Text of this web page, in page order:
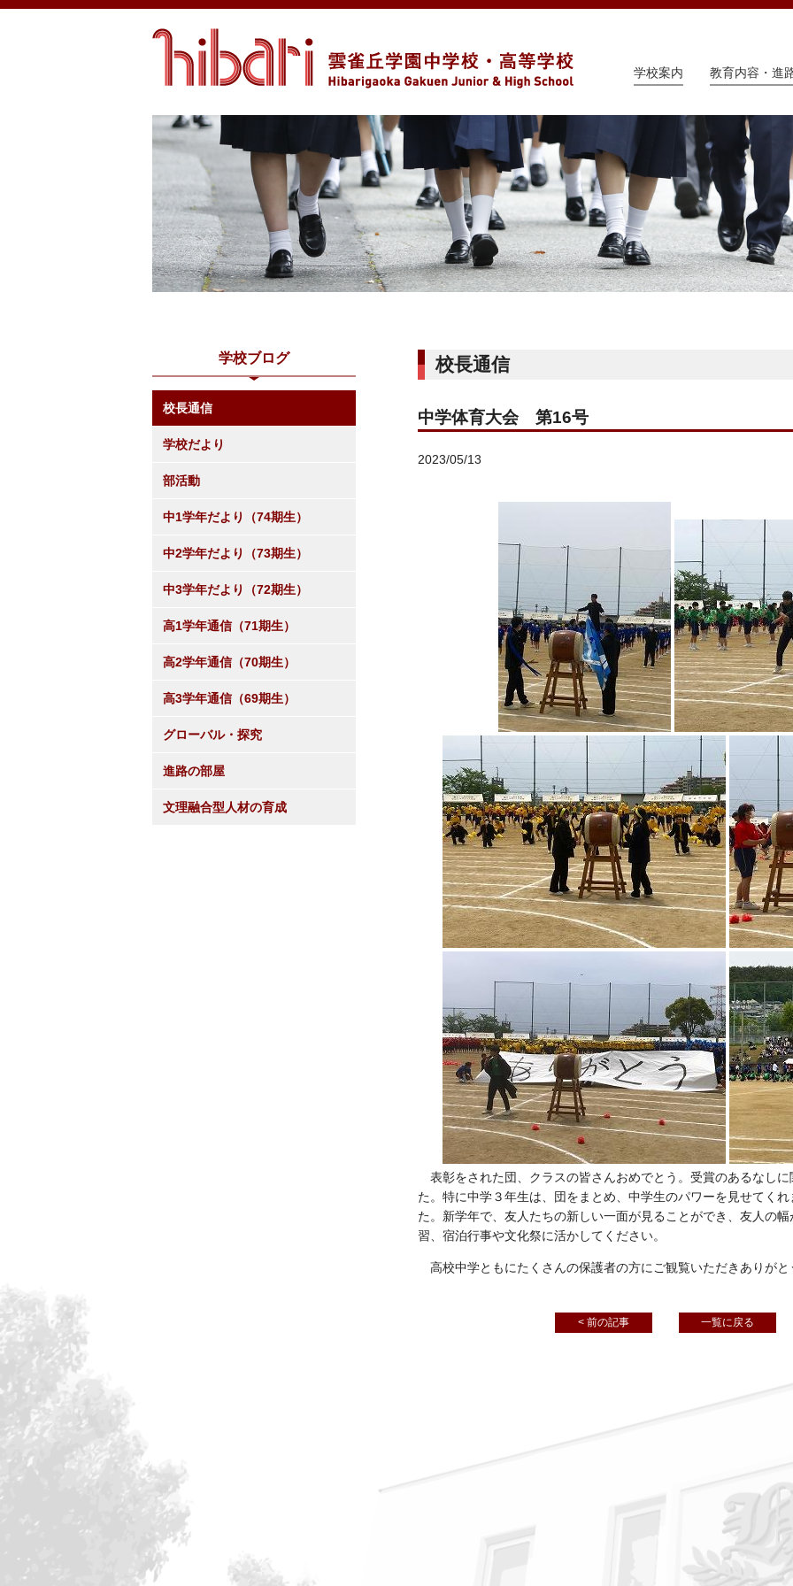
学校案内 教育内容・進
校長通信
中学体育大会 第16号
2023/05/13
表彰をされた団、クラスの皆さんおめでとう。受賞のあるなし
た。特に中学３年生は、団をまとめ、中学生のパワーを見せてく
た。新学年で、友人たちの新しい一面が見ることができ、友人の
習、宿泊行事や文化祭に活かしてください。
高校中学ともにたくさんの保護者の方にご観覧いただきありが
< 前の記事 一覧に戻る
学校ブログ
校長通信
学校だより
部活動
中1学年だより（74期生）
中2学年だより（73期生）
中3学年だより（72期生）
高1学年通信（71期生）
高2学年通信（70期生）
高3学年通信（69期生）
グローバル・探究
進路の部屋
文理融合型人材の育成